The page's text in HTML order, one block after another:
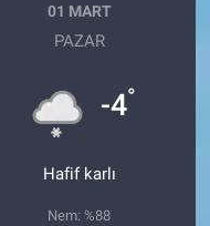
01 MART
PAZAR
-4°
Hafif karlı
Nem: %88